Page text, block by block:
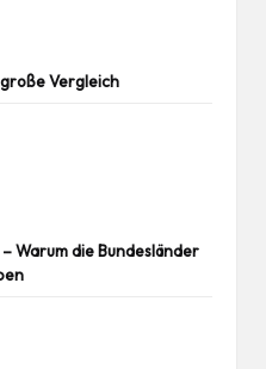
Vergleich
Warum die Bundesländer